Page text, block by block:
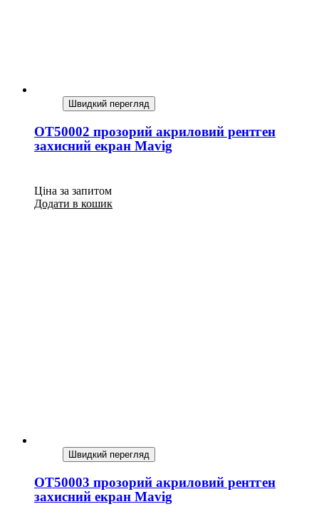
Швидкий перегляд
OT50002 прозорий акриловий рентген
захисний екран Mavig
Ціна за запитом
Додати в кошик
Швидкий перегляд
OT50003 прозорий акриловий рентген
захисний екран Mavig